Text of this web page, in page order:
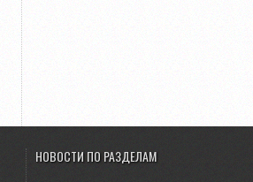
НОВОСТИ ПО РАЗДЕЛАМ